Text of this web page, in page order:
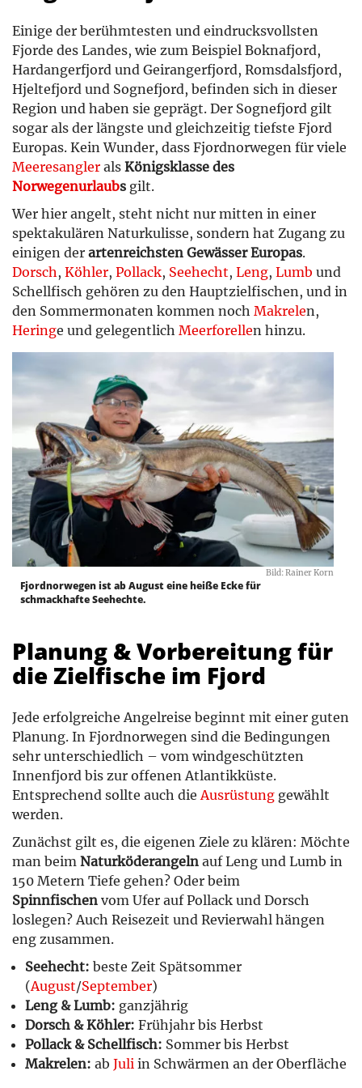
Einige der berühmtesten und eindrucksvollsten
Fjorde des Landes, wie zum Beispiel Boknafjord,
Hardangerfjord und Geirangerfjord, Romsdalsfjord,
Hjeltefjord und Sognefjord, befinden sich in dieser
Region und haben sie geprägt. Der Sognefjord gilt
sogar als der längste und gleichzeitig tiefste Fjord
Europas. Kein Wunder, dass Fjordnorwegen für viele
Meeresangler als Königsklasse des
Norwegenurlaubs gilt.
Wer hier angelt, steht nicht nur mitten in einer
spektakulären Naturkulisse, sondern hat Zugang zu
einigen der artenreichsten Gewässer Europas.
Dorsch, Köhler, Pollack, Seehecht, Leng, Lumb und
Schellfisch gehören zu den Hauptzielfischen, und in
den Sommermonaten kommen noch Makrelen,
Heringe und gelegentlich Meerforellen hinzu.
Bild: Rainer Korn
Fjordnorwegen ist ab August eine heiße Ecke für
schmackhafte Seehechte.
Planung & Vorbereitung für
die Zielfische im Fjord
Jede erfolgreiche Angelreise beginnt mit einer guten
Planung. In Fjordnorwegen sind die Bedingungen
sehr unterschiedlich – vom windgeschützten
Innenfjord bis zur offenen Atlantikküste.
Entsprechend sollte auch dieAusrüstung gewählt
werden.
Zunächst gilt es, die eigenen Ziele zu klären: Möchte
man beim Naturköderangeln auf Leng und Lumb in
150 Metern Tiefe gehen? Oder beim
Spinnfischen vom Ufer auf Pollack und Dorsch
loslegen? Auch Reisezeit und Revierwahl hängen
eng zusammen.
Seehecht: beste Zeit Spätsommer
(August/September)
Leng & Lumb: ganzjährig
Dorsch & Köhler: Frühjahr bis Herbst
Pollack & Schellfisch: Sommer bis Herbst
Makrelen: ab Juli in Schwärmen an der Oberfläche